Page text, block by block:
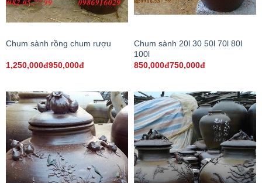
Chum sành rồng chum rượu
1,250,000đ950,000đ
Chum sành 20l 30 50l 70l 80l
100l
850,000đ750,000đ